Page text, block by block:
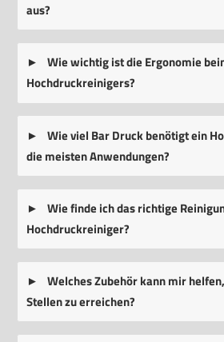
aus?
Wie wichtig ist die Ergonomie
Hochdruckreinigers?
Wie viel Bar Druck benötigt ein
die meisten Anwendungen?
Wie finde ich das richtige
Hochdruckreiniger?
Welches Zubehör kann mir
Stellen zu erreichen?